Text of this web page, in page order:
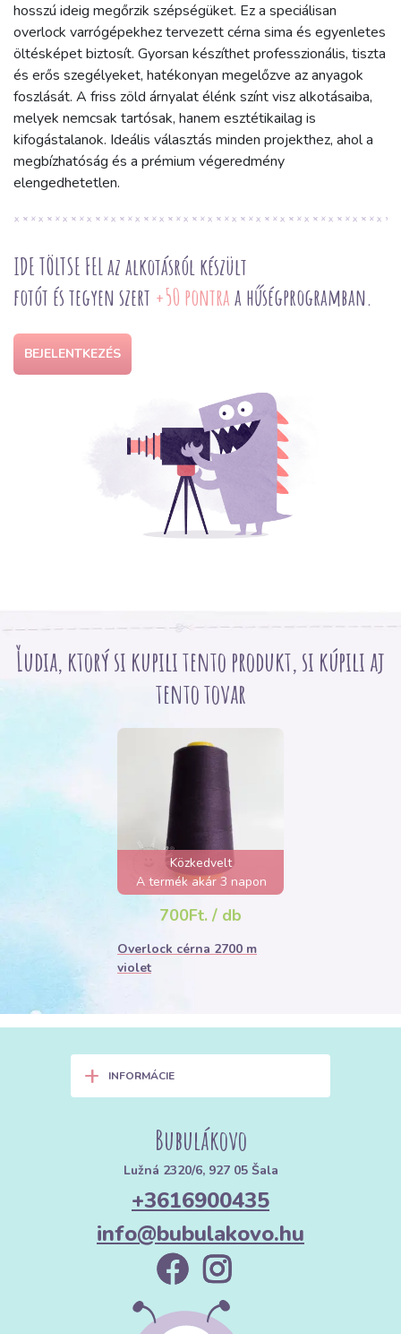
hosszú ideig megőrzik szépségüket. Ez a speciálisan
overlock varrógépekhez tervezett cérna sima és egyenletes
öltésképet biztosít. Gyorsan készíthet professzionális, tiszta
és erős szegélyeket, hatékonyan megelőzve az anyagok
foszlását. A friss zöld árnyalat élénk színt visz alkotásaiba,
melyek nemcsak tartósak, hanem esztétikailag is
kifogástalanok. Ideális választás minden projekthez, ahol a
megbízhatóság és a prémium végeredmény
elengedhetetlen.
IDE TÖLTSE FEL az alkotásról készült
fotót és tegyen szert +50 pontraa hűségprogramban.
BEJELENTKEZÉS
Ľudia, ktorý si kupili tento produkt, si kúpili aj
tento tovar
Közkedvelt
A termék akár 3 napon
belül elfogyhat!
700Ft. / db
Overlock cérna 2700 m
violet
+ INFORMÁCIE
Bubulákovo
Lužná 2320/6, 927 05 Šala
+3616900435
info@bubulakovo.hu